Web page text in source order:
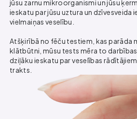
jūsu zarnu mikroorganismi un jūsu
ieskatu par jūsu uztura un dzīvesveida
vielmaiņas veselību.
Atšķirībā no fēču testiem, kas parāda
klātbūtni, mūsu tests mēra to
dziļāku ieskatu par veselības
trakts.